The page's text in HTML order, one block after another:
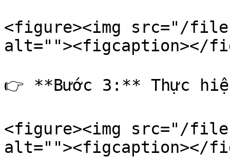
<figure><img src="/files/
alt=""><figcaption></
👉 **Bước 3:** Thực
<figure><img src="/files/
alt=""><figcaption></